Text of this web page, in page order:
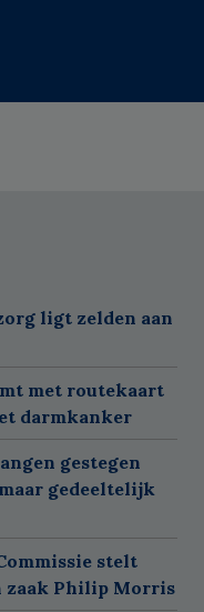
ligt zelden aan
met routekaart
darmkanker
gestegen
gedeeltelijk
stelt
zaak Philip Morris